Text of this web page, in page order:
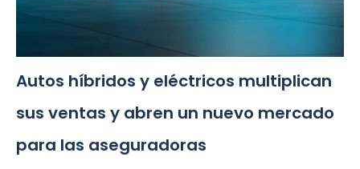
Autos híbridos y eléctricos multiplican
sus ventas y abren un nuevo mercado
para las aseguradoras